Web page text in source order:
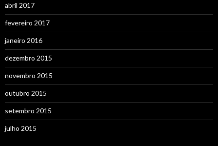
abril 2017
fevereiro 2017
janeiro 2016
dezembro 2015
novembro 2015
outubro 2015
setembro 2015
julho 2015